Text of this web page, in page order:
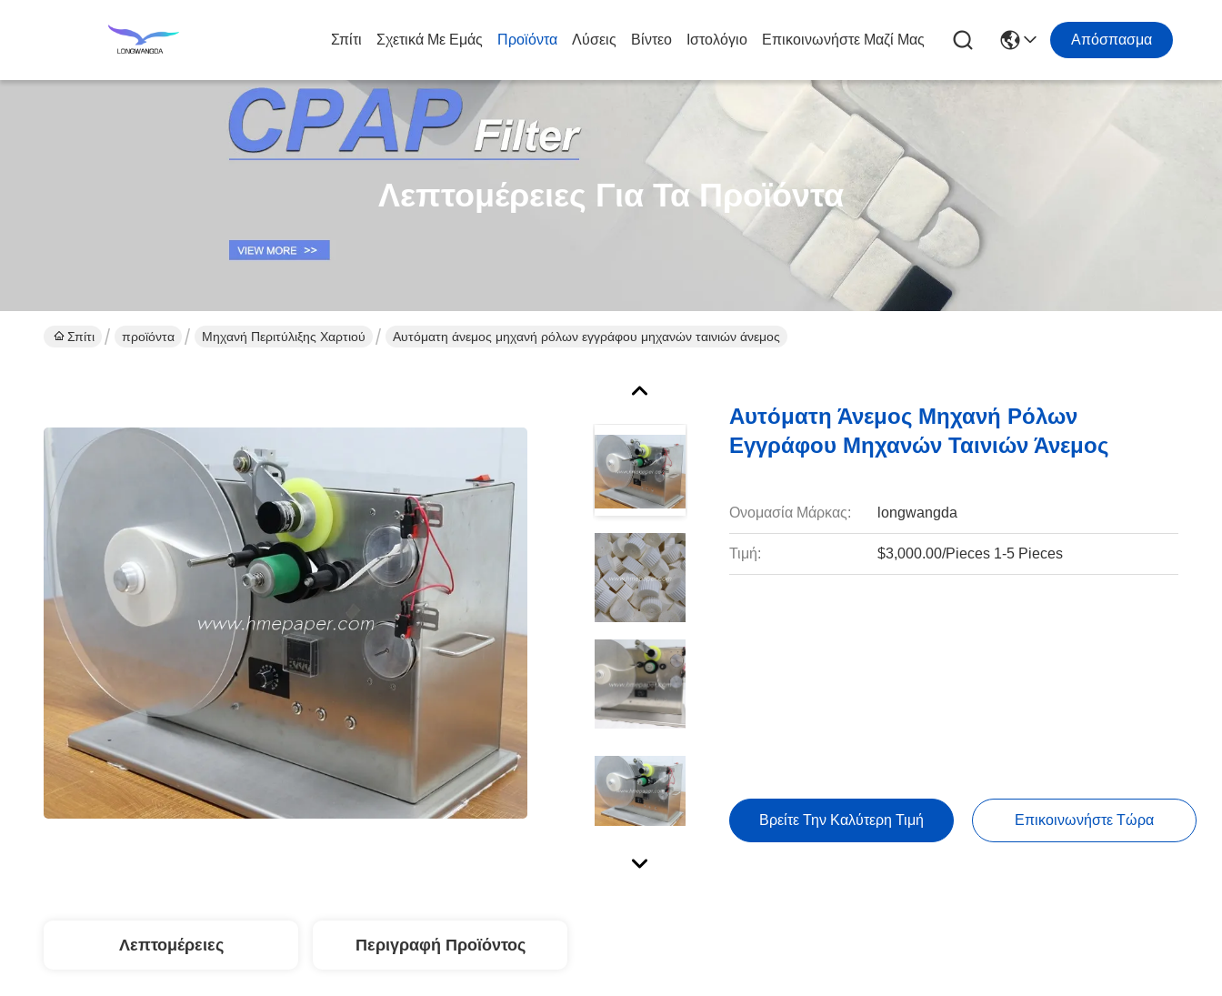
Σπίτι Σχετικά Με Εμάς Προϊόντα Λύσεις Βίντεο Ιστολόγιο Επικοινωνήστε Μαζί Μας Απόσπασμα
Λεπτομέρειες Για Τα Προϊόντα
Σπίτι προϊόντα Μηχανή Περιτύλιξης Χαρτιού Αυτόματη άνεμος μηχανή ρόλων εγγράφου μηχανών ταινιών άνεμος
Αυτόματη Άνεμος Μηχανή Ρόλων
Εγγράφου Μηχανών Ταινιών Άνεμος
Ονομασία Μάρκας: longwangda
Τιμή: $3,000.00/Pieces 1-5 Pieces
Βρείτε Την Καλύτερη Τιμή Επικοινωνήστε Τώρα
Λεπτομέρειες Περιγραφή Προϊόντος